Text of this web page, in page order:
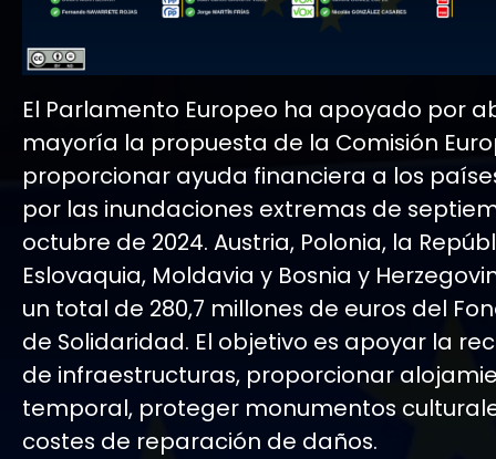
El Parlamento Europeo ha apoyado por
mayoría la propuesta de la Comisión
proporcionar ayuda financiera a los
por las inundaciones extremas de
octubre de 2024. Austria, Polonia, la
Eslovaquia, Moldavia y Bosnia y
un total de 280,7 millones de euros del
de Solidaridad. El objetivo es apoyar la
de infraestructuras, proporcionar
temporal, proteger monumentos
costes de reparación de daños.